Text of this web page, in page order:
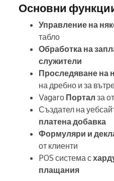
Основни
Управление на
табло
Обработка на
служители
Проследяване на
на дребно и за
Vagaro Портал за
Създател на
платена добавка
Формуляри и
от клиенти
POS система с
плащания